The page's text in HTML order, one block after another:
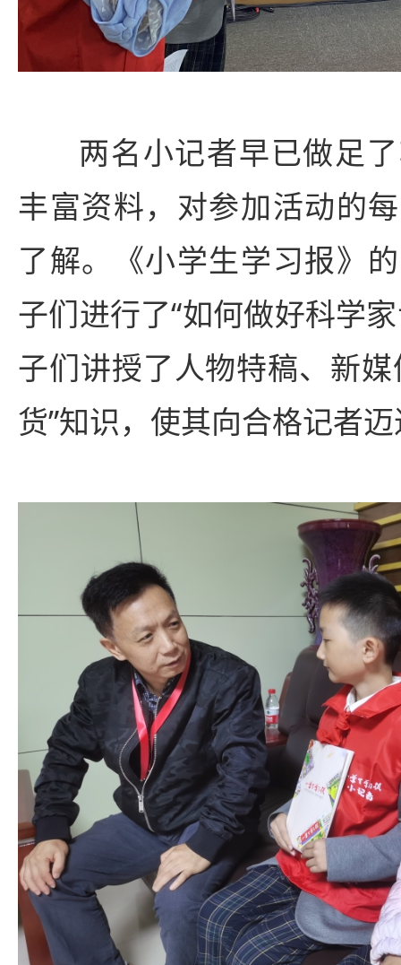
两名小记者早已做足
丰富资料，对参加活动的
了解。《小学生学习报》
子们进行了“如何做好科学
子们讲授了人物特稿、新
货”知识，使其向合格记者